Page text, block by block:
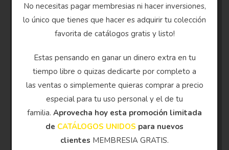
No necesitas pagar membresias ni hacer inversiones,
lo único que tienes que hacer es adquirir tu colección
favorita de catálogos gratis y listo!
Estas pensando en ganar un dinero extra en tu
tiempo libre o quizas dedicarte por completo a
las ventas o simplemente quieras comprar a precio
especial para tu uso personal y el de tu
familia.Aprovecha hoy esta promoción limitada
de CATÁLOGOS UNIDOS para nuevos
clientes MEMBRESIA GRATIS.